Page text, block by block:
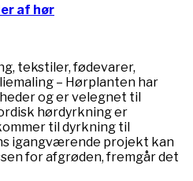
af hør
tekstiler, fødevarer,
– Hørplanten har
og er velegnet til
hørdyrkning er
til dyrkning til
igangværende projekt kan
for afgrøden, fremgår det